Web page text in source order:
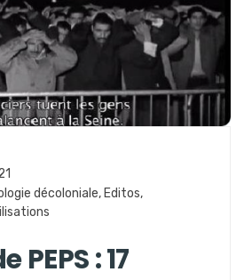
décoloniale, Editos,
PEPS : 17